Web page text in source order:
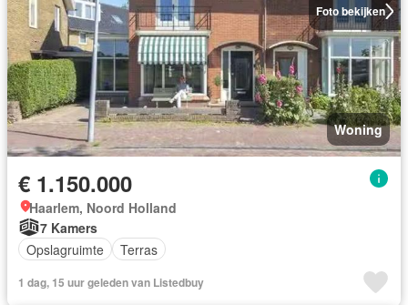
Foto bekijken
Woning
€ 1.150.000
Haarlem, Noord Holland
7 Kamers
Opslagruimte
Terras
1 dag, 15 uur geleden van Listedbuy